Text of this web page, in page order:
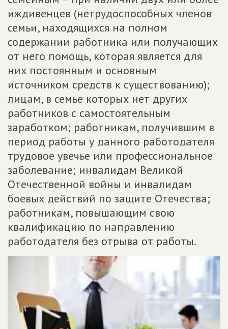
иждивенцев (нетрудоспособных членов
семьи, находящихся на полном
содержании работника или получающих
от него помощь, которая является для
них постоянным и основным
источником средств к существованию);
лицам, в семье которых нет других
работников с самостоятельным
заработком; работникам, получившим в
период работы у данного работодателя
трудовое увечье или профессиональное
заболевание; инвалидам Великой
Отечественной войны и инвалидам
боевых действий по защите Отечества;
работникам, повышающим свою
квалификацию по направлению
работодателя без отрыва от работы.